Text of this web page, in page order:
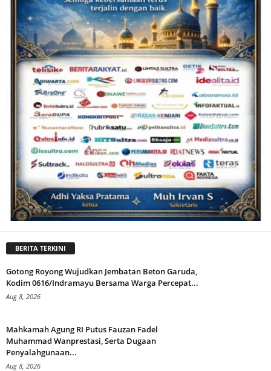
BERITA TERKINI
Gotong Royong Wujudkan Jembatan Beton Garuda,
Kodim 0616/Indramayu Bersama Warga Percepat...
Aug 8, 2026
Mahkamah Agung RI Putus Fauzan Fadel
Muhammad Wanprestasi, Serta Dugaan
Penyalahgunaan...
Aug 8, 2026